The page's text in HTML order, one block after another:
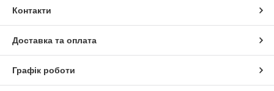
Контакти
Доставка та оплата
Графік роботи